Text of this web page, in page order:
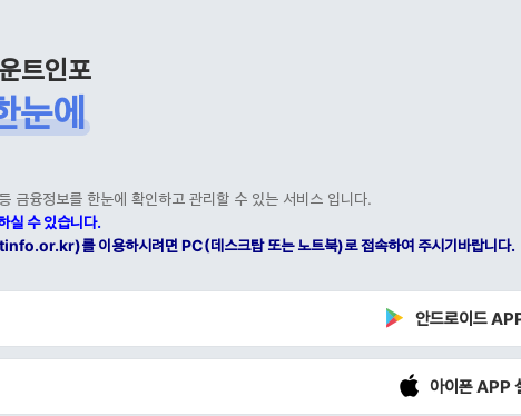
트인포
눈에
금융정보를 한눈에 확인하고 관리할 수 있는 서비스 입니다.
실 수 있습니다.
를 이용하시려면 PC(데스크탑 또는 노트북)로 접속하여 주시기바랍니다.
안드로이드
아이폰 APP